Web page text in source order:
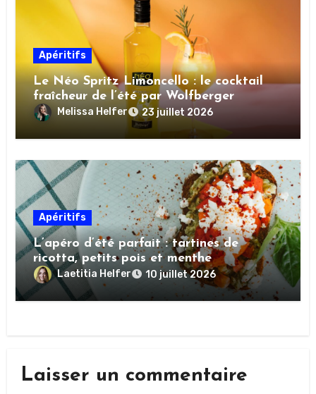
Apéritifs
Le Néo Spritz Limoncello : le cocktail
fraîcheur de l’été par Wolfberger
Melissa Helfer 23 juillet 2026
Apéritifs
L’apéro d’été parfait : tartines de
ricotta, petits pois et menthe
Laetitia Helfer 10 juillet 2026
Laisser un commentaire